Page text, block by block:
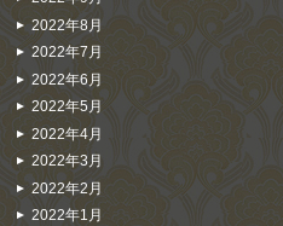
2022年8月
2022年7月
2022年6月
2022年5月
2022年4月
2022年3月
2022年2月
2022年1月